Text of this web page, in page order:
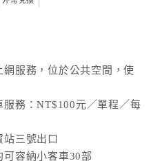
網服務，位於公共空間，使
服務：NT$100元／單程／每
三號出口
可容納小客車30部